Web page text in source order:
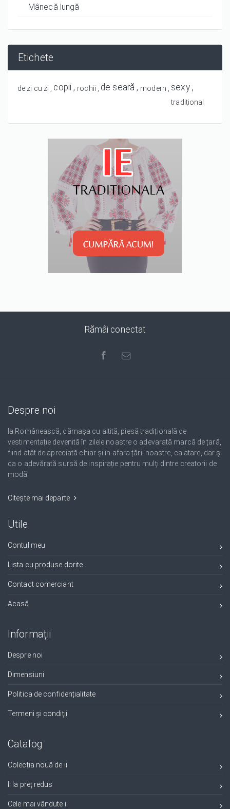
Mânecă lungă
Etichete
de zi cu zi copii rochii de seară modern sexy
tradițional
Rămâi conectat
Despre noi
Ia Românească, cămașa cu altită, piesă tradițională de
vestimentație devenită în zilele noastre o adevarată marcă de țară,
fiind atât de apreciată chiar și în afara țării noastre, ca atare, dar și
ca o adevărată sursă de inspirație pentru mulți dintre creatorii de
modă.
Citește mai departe
Utile
Contul meu
Lista cu produse dorite
Contact comerciant
Acasă
Informații
Despre noi
Dimensiuni
Politica de confidențialitate
Termeni și condiții
Catalog
Colecția nouă de ii
Ii la preț redus
Cele mai vândute ii